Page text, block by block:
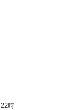
時